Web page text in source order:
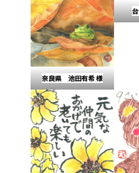
奈良県 池田有希 様